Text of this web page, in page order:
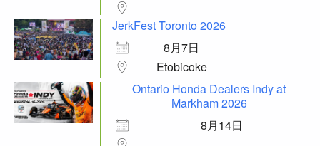
JerkFest Toronto 2026
8月7日
Etobicoke
Ontario Honda Dealers Indy at
Markham 2026
8月14日